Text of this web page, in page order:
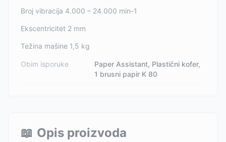
Broj vibracija 4.000 – 24.000 min-1
Ekscentricitet 2 mm
Težina mašine 1,5 kg
Obim isporuke
Paper Assistant, Plastični kofer,
1 brusni papir K 80
📖 Opis proizvoda